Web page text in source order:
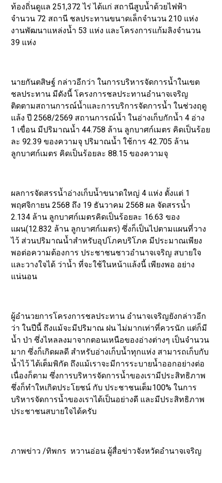
ท้องถิ่นดูแล 251,372 ไร่ ได้แก่ สถานีสูบน้ำด้วยไฟฟ้า
จำนวน 72 สถานี ชลประทานขนาดเล็กจำนวน 210 แห่ง
งานพัฒนาแหล่งน้ำ 53 แห่ง และโครงการแก้มลิงจำนวน
39 แห่ง
นายกันตสิษฐ์ กล่าวอีกว่า ในการบริหารจัดการน้ำในเขต
ชลประทาน มีดังนี้ โครงการชลประทานอำนาจเจริญ
ติดตามสถานการณ์น้ำและการบริการจัดการน้ำ ในช่วงฤดู
แล้ง ปี 2568/2569 สถานการณ์น้ำ ในอ่างเก็บกักน้ำ 4 อ่าง
1 เขื่อน มีปริมาณน้ำ 44.758 ล้าน ลูกบาศก์เมตร คิดเป็นร้อย
ละ 92.39 ของความจุ ปริมาณน้ำ ใช้การ 42.705 ล้าน
ลูกบาศก์เมตร คิดเป็นร้อยละ 88.15 ของความจุ
ผลการจัดสรรน้ำอ่างเก็บน้ำขนาดใหญ่ 4 แห่ง ตั้งแต่ 1
พฤศจิกายน 2568 ถึง 19 ธันวาคม 2568 ผล จัดสรรน้ำ
2.134 ล้าน ลูกบาศก์เมตรคิดเป็นร้อยละ 16.63 ของ
แผน(12.832 ล้าน ลูกบาศก์เมตร) ซึ่งก็เป็นไปตามแผนที่วาง
ไว้ ส่วนปริมาณน้ำสำหรับอุปโภคบริโภค มีประมาณเพียง
พอต่อความต้องการ ประชาชนชาวอำนาจเจริญ สบายใจ
และวางใจได้ ว่าน้ำ ที่จะใช้ในหน้าแล้งนี้ เพียงพอ อย่าง
แน่นอน
ผู้อำนวยการโครงการชลประทาน อำนาจเจริญยังกล่าวอีก
ว่า ในปีนี้ ถึงแม้จะมีปริมาณ ฝน ไม่มากเท่าที่ควรนัก แต่ก็มี
น้ำ ป่า ซึ่งไหลลงมาจากตอนเหนือของอ่างต่างๆ เป็นจำนวน
มาก ซึ่งก็เกิดผลดี สำหรับอ่างเก็บน้ำทุกแห่ง สามารถเก็บกับ
น้ำไว้ ได้เต็มพิกัด ถึงแม้เราจะมีการระบายน้ำออกอย่างต่อ
เนื่องก็ตาม ซึ่งการบริหารจัดการน้ำของเรามีประสิทธิภาพ
ชึ่งก็ทำใหเกิดประโยชน์ กับ ประชาชนเต็ม100% ในการ
บริหารจัดการน้ำของเราได้เป็นอย่างดี และมีประสิทธิภาพ
ประชาชนสบายใจได้ครับ
ภาพข่าว /ทิพกร หวานอ่อน ผู้สื่อข่าวจังหวัดอำนาจเจริญ